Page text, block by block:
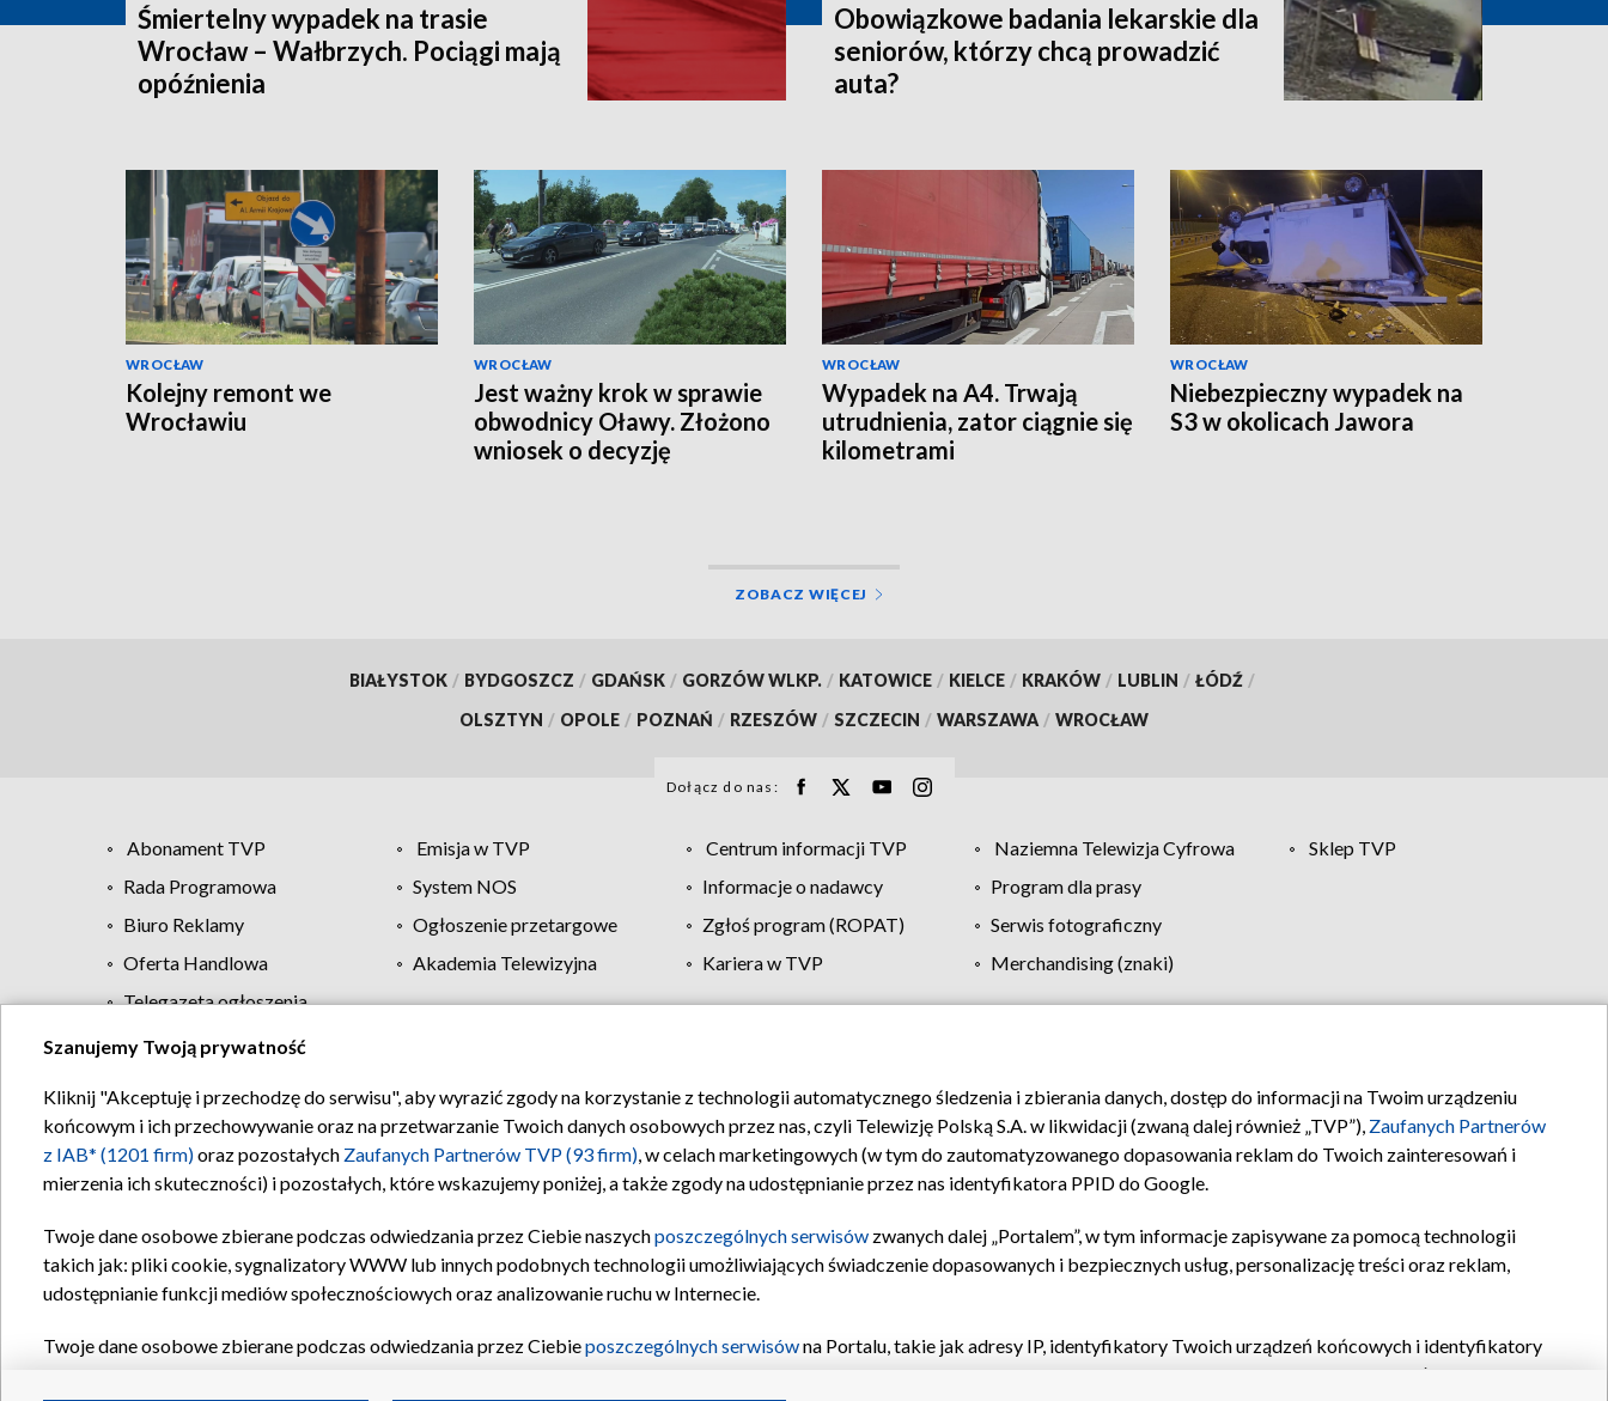
Śmiertelny wypadek na trasie
Wrocław – Wałbrzych. Pociągi mają
opóźnienia
Obowiązkowe badania lekarskie dla
seniorów, którzy chcą prowadzić
auta?
WROCŁAW
Kolejny remont we
Wrocławiu
WROCŁAW
Jest ważny krok w sprawie
obwodnicy Oławy. Złożono
wniosek o decyzję
WROCŁAW
Wypadek na A4. Trwają
utrudnienia, zator ciągnie się
kilometrami
WROCŁAW
Niebezpieczny wypadek na
S3 w okolicach Jawora
ZOBACZ WIĘCEJ
BIAŁYSTOK / BYDGOSZCZ / GDAŃSK / GORZÓW WLKP. / KATOWICE / KIELCE / KRAKÓW / LUBLIN / ŁÓDŹ /
OLSZTYN / OPOLE / POZNAŃ / RZESZÓW / SZCZECIN / WARSZAWA / WROCŁAW
Dołącz do nas:
Abonament TVP Emisja w TVP Centrum informacji TVP Naziemna Telewizja Cyfrowa
Sklep TVP
Rada Programowa
System NOS Informacje o nadawcy
Program dla prasy
Biuro Reklamy
Ogłoszenie przetargowe Zgłoś program (ROPAT)
Serwis fotograficzny
Oferta Handlowa
Akademia Telewizyjna Kariera w TVP
Merchandising (znaki)
Telegazeta ogłoszenia
Regulamin TVP Polityka prywatności Moje zgody Pomoc Biuro reklamy Kontakt
Szanujemy Twoją prywatność
Kliknij "Akceptuję i przechodzę do serwisu", aby wyrazić zgody na korzystanie z technologii automatycznego śledzenia i zbierania danych, dostęp do informacji na Twoim urządzeniu
końcowym i ich przechowywanie oraz na przetwarzanie Twoich danych osobowych przez nas, czyli Telewizję Polską S.A. w likwidacji (zwaną dalej również „TVP”), Zaufanych Partnerów
z IAB* (1201 firm)oraz pozostałych Zaufanych Partnerów TVP (93 firm), w celach marketingowych (w tym do zautomatyzowanego dopasowania reklam do Twoich zainteresowań i
mierzenia ich skuteczności) i pozostałych, które wskazujemy poniżej, a także zgody na udostępnianie przez nas identyfikatora PPID do Google.
Twoje dane osobowe zbierane podczas odwiedzania przez Ciebie naszychposzczególnych serwisów zwanych dalej „Portalem”, w tym informacje zapisywane za pomocą technologii
takich jak: pliki cookie, sygnalizatory WWW lub innych podobnych technologii umożliwiających świadczenie dopasowanych i bezpiecznych usług, personalizację treści oraz reklam,
udostępnianie funkcji mediów społecznościowych oraz analizowanie ruchu w Internecie.
Twoje dane osobowe zbierane podczas odwiedzania przez Ciebieposzczególnych serwisówna Portalu, takie jak adresy IP, identyfikatory Twoich urządzeń końcowych i identyfikatory
oraz pozostałych